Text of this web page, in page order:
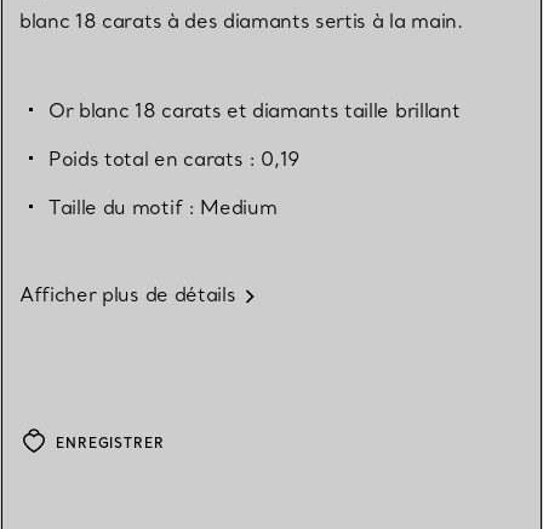
blanc 18 carats à des diamants sertis à la main.
Or blanc 18 carats et diamants taille brillant
Poids total en carats : 0,19
Taille du motif : Medium
Afficher plus de détails
ENREGISTRER